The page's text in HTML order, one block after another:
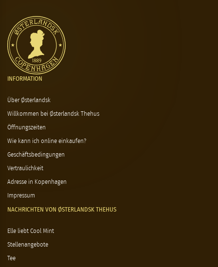
INFORMATION
Über Østerlandsk
Willkommen bei Østerlandsk Thehus
Öffnungszeiten
Wie kann ich online einkaufen?
Geschäftsbedingungen
Vertraulichkeit
Adresse in Kopenhagen
Impressum
NACHRICHTEN VON ØSTERLANDSK THEHUS
Elle liebt Cool Mint
Stellenangebote
Tee